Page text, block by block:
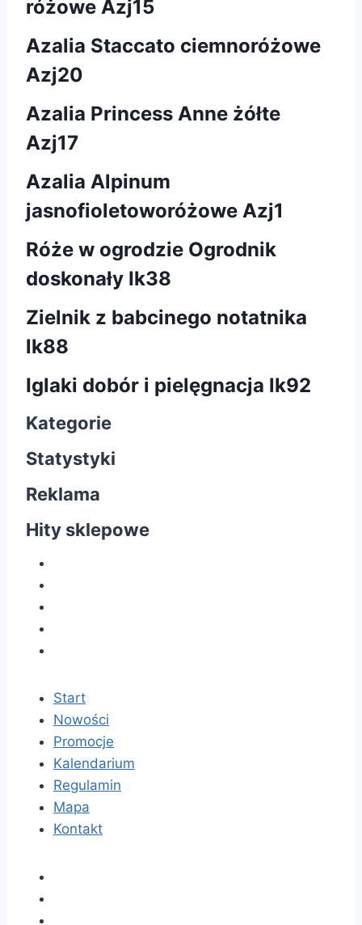
różowe Azj15
Azalia Staccato ciemnoróżowe
Azj20
Azalia Princess Anne żółte
Azj17
Azalia Alpinum
jasnofioletoworóżowe Azj1
Róże w ogrodzie Ogrodnik
doskonały Ik38
Zielnik z babcinego notatnika
lk88
Iglaki dobór i pielęgnacja lk92
Kategorie
Statystyki
Reklama
Hity sklepowe
Start
Nowości
Promocje
Kalendarium
Regulamin
Mapa
Kontakt